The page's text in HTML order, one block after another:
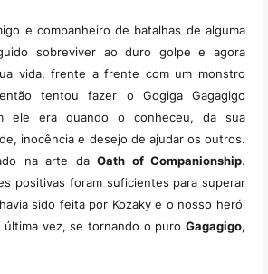
e companheiro de batalhas de alguma
sobreviver ao duro golpe e agora
vida, frente a frente com um monstro
tentou fazer o Gogiga Gagagigo
ele era quando o conheceu, da sua
inocência e desejo de ajudar os outros.
na arte daOath of Companionship.
positivas foram suficientes para superar
sido feita por Kozaky e o nosso herói
vez, se tornando o puro Gagagigo,